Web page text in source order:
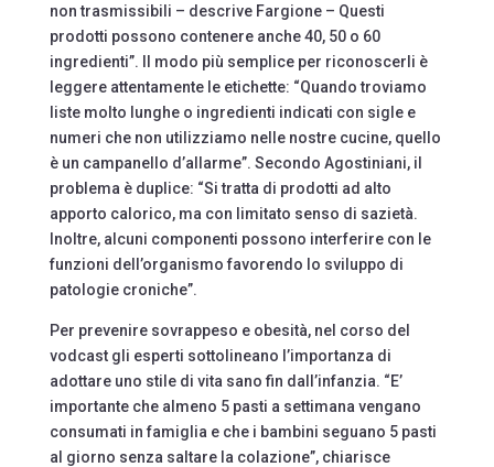
non trasmissibili – descrive Fargione – Questi
prodotti possono contenere anche 40, 50 o 60
ingredienti”. Il modo più semplice per riconoscerli è
leggere attentamente le etichette: “Quando troviamo
liste molto lunghe o ingredienti indicati con sigle e
numeri che non utilizziamo nelle nostre cucine, quello
è un campanello d’allarme”. Secondo Agostiniani, il
problema è duplice: “Si tratta di prodotti ad alto
apporto calorico, ma con limitato senso di sazietà.
Inoltre, alcuni componenti possono interferire con le
funzioni dell’organismo favorendo lo sviluppo di
patologie croniche”.
Per prevenire sovrappeso e obesità, nel corso del
vodcast gli esperti sottolineano l’importanza di
adottare uno stile di vita sano fin dall’infanzia. “E’
importante che almeno 5 pasti a settimana vengano
consumati in famiglia e che i bambini seguano 5 pasti
al giorno senza saltare la colazione”, chiarisce